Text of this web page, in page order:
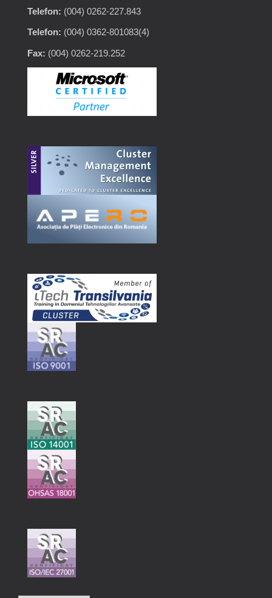
Telefon: (004) 0262-227.843
Telefon: (004) 0362-801083(4)
Fax: (004) 0262-219.252